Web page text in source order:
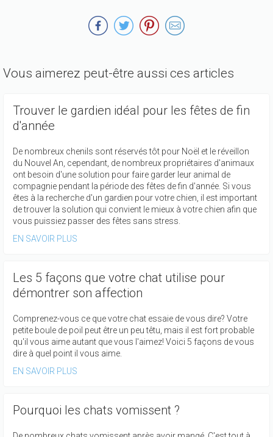
Vous aimerez peut-être aussi ces articles
Trouver le gardien idéal pour les fêtes de fin
d'année
De nombreux chenils sont réservés tôt pour Noël et le réveillon
du Nouvel An, cependant, de nombreux propriétaires d'animaux
ont besoin d'une solution pour faire garder leur animal de
compagnie pendant la période des fêtes de fin d'année. Si vous
êtes à la recherche d'un gardien pour votre chien, il est important
de trouver la solution qui convient le mieux à votre chien afin que
vous puissiez passer des fêtes sans stress.
EN SAVOIR PLUS
Les 5 façons que votre chat utilise pour
démontrer son affection
Comprenez-vous ce que votre chat essaie de vous dire? Votre
petite boule de poil peut être un peu têtu, mais il est fort probable
qu'il vous aime autant que vous l'aimez! Voici 5 façons de vous
dire à quel point il vous aime.
EN SAVOIR PLUS
Pourquoi les chats vomissent ?